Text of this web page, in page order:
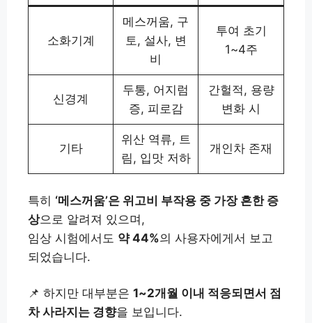
소화기계
메스꺼움, 구
토, 설사, 변
비
투여 초기
1~4주
신경계
두통, 어지럼
증, 피로감
간헐적, 용량
변화 시
기타
위산 역류, 트
림, 입맛 저하
개인차 존재
특히 ‘메스꺼움’은 위고비 부작용 중 가장 흔한 증
상으로 알려져 있으며,
임상 시험에서도 약 44%의 사용자에게서 보고
되었습니다.
📌 하지만 대부분은 1~2개월 이내 적응되면서 점
차 사라지는 경향을 보입니다.